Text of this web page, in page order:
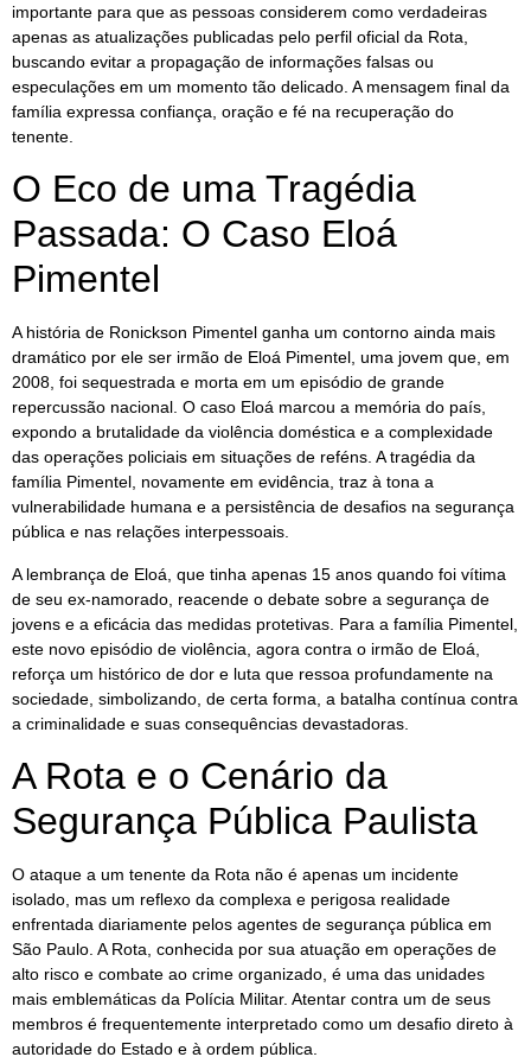
importante para que as pessoas considerem como verdadeiras
apenas as atualizações publicadas pelo perfil oficial da Rota,
buscando evitar a propagação de informações falsas ou
especulações em um momento tão delicado. A mensagem final da
família expressa confiança, oração e fé na recuperação do
tenente.
O Eco de uma Tragédia
Passada: O Caso Eloá
Pimentel
A história de Ronickson Pimentel ganha um contorno ainda mais
dramático por ele ser irmão de Eloá Pimentel, uma jovem que, em
2008, foi sequestrada e morta em um episódio de grande
repercussão nacional. O caso Eloá marcou a memória do país,
expondo a brutalidade da violência doméstica e a complexidade
das operações policiais em situações de reféns. A tragédia da
família Pimentel, novamente em evidência, traz à tona a
vulnerabilidade humana e a persistência de desafios na segurança
pública e nas relações interpessoais.
A lembrança de Eloá, que tinha apenas 15 anos quando foi vítima
de seu ex-namorado, reacende o debate sobre a segurança de
jovens e a eficácia das medidas protetivas. Para a família Pimentel,
este novo episódio de violência, agora contra o irmão de Eloá,
reforça um histórico de dor e luta que ressoa profundamente na
sociedade, simbolizando, de certa forma, a batalha contínua contra
a criminalidade e suas consequências devastadoras.
A Rota e o Cenário da
Segurança Pública Paulista
O ataque a um tenente da Rota não é apenas um incidente
isolado, mas um reflexo da complexa e perigosa realidade
enfrentada diariamente pelos agentes de segurança pública em
São Paulo. A Rota, conhecida por sua atuação em operações de
alto risco e combate ao crime organizado, é uma das unidades
mais emblemáticas da Polícia Militar. Atentar contra um de seus
membros é frequentemente interpretado como um desafio direto à
autoridade do Estado e à ordem pública.